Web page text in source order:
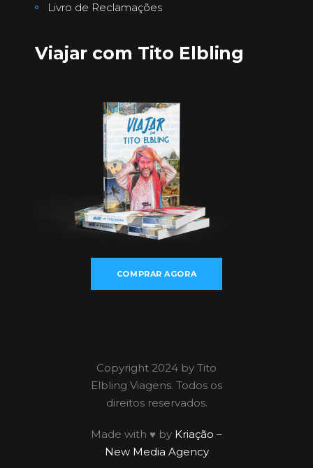
Livro de Reclamações
Viajar com Tito Elbling
COMPRAR AGORA
Copyright 2024 by Tito
Elbling Viagens. Todos os
direitos reservados.
Made with ♥ by Kriação –
New Media Agency